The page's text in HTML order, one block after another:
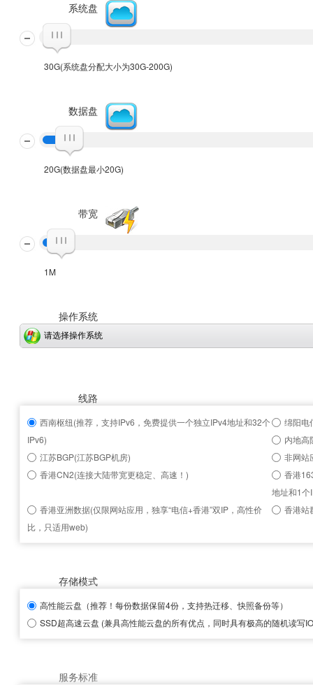
系统盘
30G(系统盘分配大小为30G-200G)
数据盘
20G(数据盘最小20G)
带宽
1M
操作系统
请选择操作系统
线路
西南枢纽(推荐，支持IPv6，免费提供一个独立IPv4地址和32个
IPv6)
绵阳电
内地高
江苏BGP(江苏BGP机房)
非网站
香港CN2(连接大陆带宽更稳定、高速！)
香港
地址和1个
香港亚洲数据(仅限网站应用，独享“电信+香港”双IP，高性价
比，只适用web)
香港站
存储模式
高性能云盘 （推荐！每份数据保留4份，支持热迁移、快照备份等）
SSD超高速云盘 (兼具高性能云盘的所有优点，同时具有极高的随机读写
服务标准